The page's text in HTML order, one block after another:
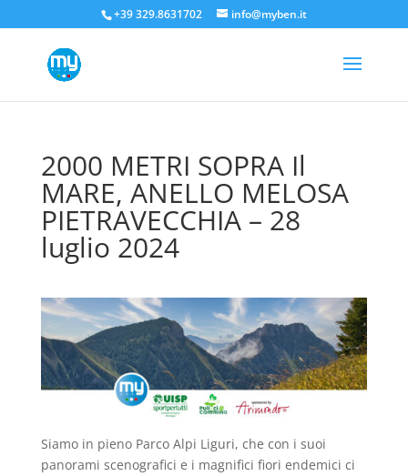
+39 329.8631702 info@myben.it
2000 METRI SOPRA Il
MARE, ANELLO MELOSA
PIETRAVECCHIA – 28
luglio 2024
Siamo in pieno Parco Alpi Liguri, che con i suoi
panorami scenografici e i magnifici fiori endemici ci